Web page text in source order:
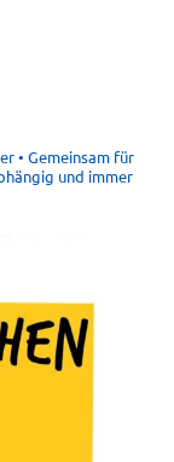
• Gemeinsam für
und immer